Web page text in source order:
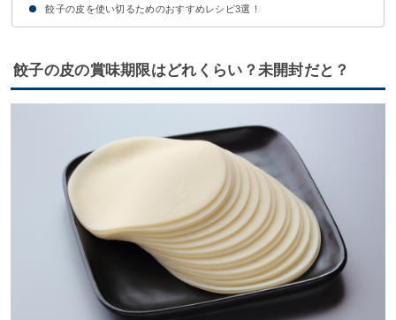
餃子の皮を日持ちさせるには冷凍保存がおすすめ
餃子の皮を使い切るためのおすすめレシピ3選！
①おつまみウインナー
②簡単ラザニア
③餃子の皮の簡単ミルフィーユ
餃子の皮の賞味期限はどれくらい？未開封だと？